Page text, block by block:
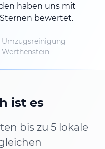
haben uns mit
Sternen bewertet.
Umzugsreinigung
Werthenstein
ist es
bis zu 5 lokale